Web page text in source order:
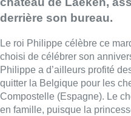
derrière son bureau.
Le roi Philippe célèbre ce
choisi de célébrer son
Philippe a d’ailleurs profité
quitter la Belgique pour les
Compostelle (Espagne). Le
en famille, puisque la